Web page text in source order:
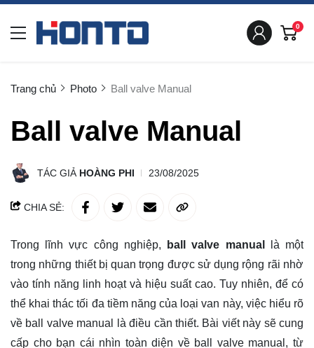
0
Trang chủ Photo Ball valve Manual
Ball valve Manual
TÁC GIẢ HOÀNG PHI 23/08/2025
CHIA SẺ:
Trong lĩnh vực công nghiệp, ball valve manual
là một
trong những thiết bị quan trọng được sử dụng rộng rãi nhờ
vào tính năng linh hoạt và hiệu suất cao. Tuy nhiên, để có
thể khai thác tối đa tiềm năng của loại van này, việc hiểu rõ
về ball valve manual là điều cần thiết. Bài viết này sẽ cung
cấp cho bạn cái nhìn toàn diện về ball valve manual, từ